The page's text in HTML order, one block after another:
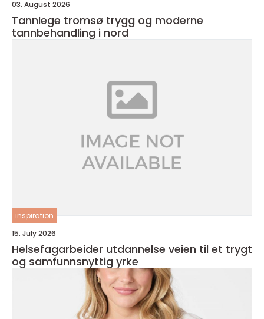
03. August 2026
Tannlege tromsø trygg og moderne
tannbehandling i nord
inspiration
15. July 2026
Helsefagarbeider utdannelse veien til et trygt
og samfunnsnyttig yrke